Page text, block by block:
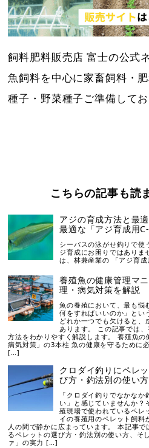
飼料肥料販売店 富士の公式
魚飼料を中心に家畜飼料・
種子・野菜種子ご準備してお
こちらの記事も読
アジの育成方法と最
最適な「アジ育成用
シーバスの泳がせ釣りで使
ジ育成にお困りではありま
は、林兼産業の 「アジ育
養殖魚の健康管理マ
理・病気対策を解説
魚の養殖において、最も悩
何をすればいいのか」とい
どれか一つでも欠けると、
あります。 この記事では
方法をわかりやすく解説します。 養殖魚の
病気対策」の3本柱 魚の健康を守るために
[…]
クロダイ釣りにペレ
び方・釣法別の使い
「クロダイ釣りでなかな
い」と感じていませんか？
殖現場で使われているペレ
イの養殖用のペレット飼料
人の間で静かに広まっています。 本記事
るペレットの選び方・釣法別の使い方、そ
ァ」の実力 […]